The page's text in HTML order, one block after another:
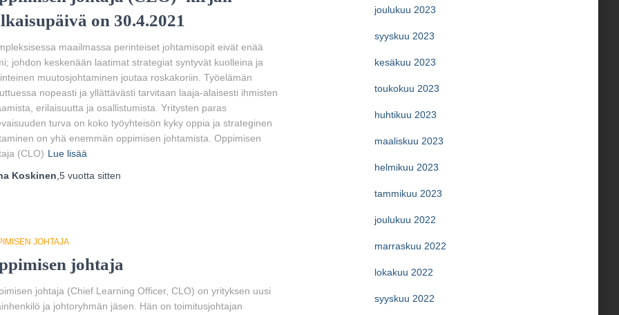
on 30.4.2021
maailmassa perinteiset johtamisopit eivät enää
johdon keskenään laatimat strategiat syntyvät kuolleina ja
muutosjohtaminen joutaa roskakoriin. Työelämän
nopeasti ja yllättävästi tarvitaan laaja-alaisesti ihmisten
erilaisuutta ja osallistumista. Yritysten paras
turva on koko työyhteisön kyky oppia ja strateginen
on yhä enemmän oppimisen johtamista. Oppimisen
(CLO) Lue lisää
Koskinen 5 vuotta sitten
JOHTAJA
johtaja
johtaja (Chief Learning Officer, CLO) on yrityksen uusi
ja johtoryhmän jäsen. Hän on toimitusjohtajan
joulukuu 2023
syyskuu 2023
kesäkuu 2023
toukokuu 2023
huhtikuu 2023
maaliskuu 2023
helmikuu 2023
tammikuu 2023
joulukuu 2022
marraskuu 2022
lokakuu 2022
syyskuu 2022